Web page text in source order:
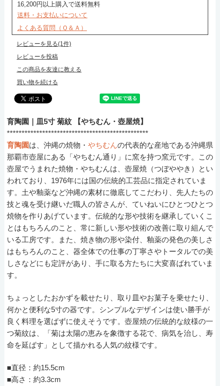
16,200円以上購入で送料無料
送料・お支払いについて
よくある質問（Ｑ＆Ａ）
レビューを見る(1件)
レビューを投稿
この商品を友達に教える
買い物を続ける
育陶園｜皿5寸 菊紋 【やちむん・壺屋焼】
************************************************
育陶園は、沖縄の焼物・ やちむんの代表的な産地である沖縄県
那覇市壺屋にある「やちむん通り」に窯を持つ窯元です。この
壺屋でうまれた焼物・やちむんは、壺屋焼（つぼややき）とい
われており、1976年には国の伝統的工芸品に指定されていま
す。土や釉薬など沖縄の素材に徹底してこだわり、先人たちの
技と魂を受け継いだ職人の皆さんが、ていねいにひとつひとつ
焼物を作りあげています。伝統的な形や技術を継承していくこ
とはもちろんのこと、常に新しい形や技術の改善に取り組んで
いる工房です。また、焼き物の形や染付、釉薬の発色の美しさ
はもちろんのこと、器全体での仕事の丁寧さやトータルでの美
しさなどにも定評があり、手に取る方たちに大変喜ばれていま
す。
ちょっとしたおかずを載せたり、取り皿やお菓子を乗せたり、
何かと便利な5寸の器です。シンプルなデザインは使い勝手が
良く料理を選ばずに使えそうです。壺屋焼の伝統的な紋様の一
つ菊紋は、「菊は太陽の恵みを象徴する花で、病気を治し、寿
命を延ばす」として描かれる人気の紋様です。
■直径：約15.5cm
■高さ：約3.3cm